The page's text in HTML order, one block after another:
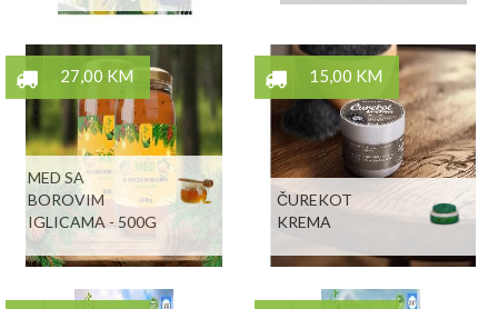
27,00 KM
MED SA
BOROVIM
IGLICAMA - 500G
15,00 KM
ČUREKOT
KREMA